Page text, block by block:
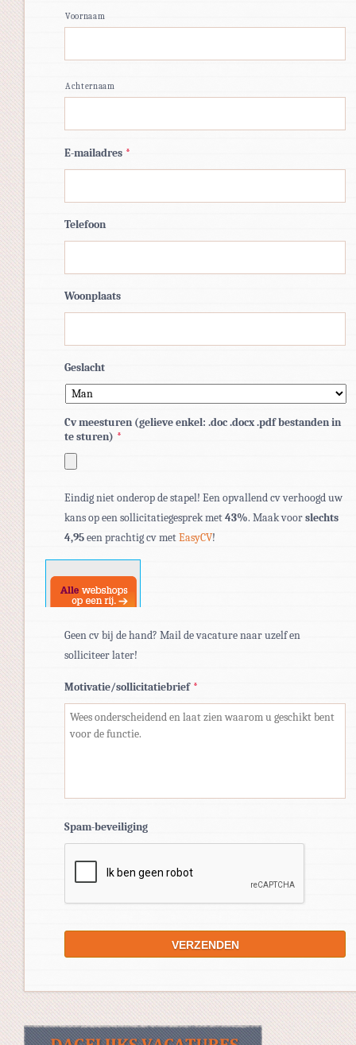
Voornaam
Achternaam
E-mailadres *
Telefoon
Woonplaats
Geslacht
Cv meesturen (gelieve enkel: .doc .docx .pdf bestanden in
te sturen) *
bestandstypen:
pdf,
doc,
docx.
Eindig niet onderop de stapel! Een opvallend cv verhoogd uw
kans op een sollicitatiegesprek met43%. Maak voorslechts
4,95een prachtig cv metEasyCV!
Geen cv bij de hand? Mail de vacature naar uzelf en
solliciteer later!
Motivatie/sollicitatiebrief *
Spam-beveiliging